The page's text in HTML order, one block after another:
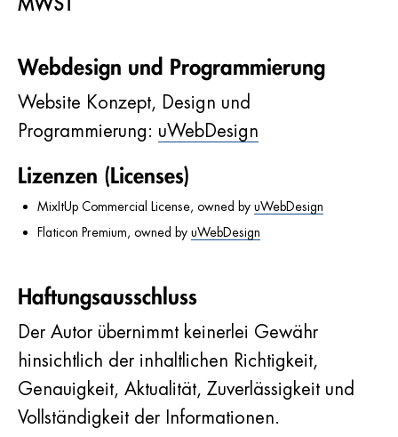
Webdesign und Programmierung
Website Konzept, Design und
Programmierung: uWebDesign
Lizenzen (Licenses)
MixItUp Commercial License, owned by uWebDesign
Flaticon Premium, owned by uWebDesign
Haftungsausschluss
Der Autor übernimmt keinerlei Gewähr
hinsichtlich der inhaltlichen Richtigkeit,
Genauigkeit, Aktualität, Zuverlässigkeit und
Vollständigkeit der Informationen.